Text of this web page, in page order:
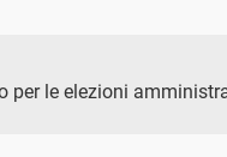
per le elezioni